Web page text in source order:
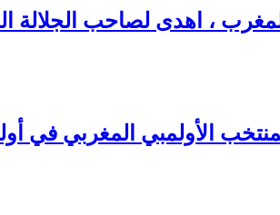
، اهدى لصاحب الجلالة
المغربي في أولمبياد باريس 2024 –